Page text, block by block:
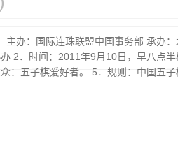
主办：国际连珠联盟中国事务部 承办
2．时间：2011年9月10日，早八点
：五子棋爱好者。 5．规则：中国五